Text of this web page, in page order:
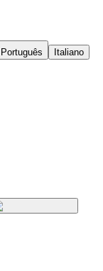
Português
Italiano